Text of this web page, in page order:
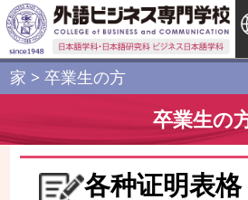
家 >卒業生の方
卒業生の
各种证明表格